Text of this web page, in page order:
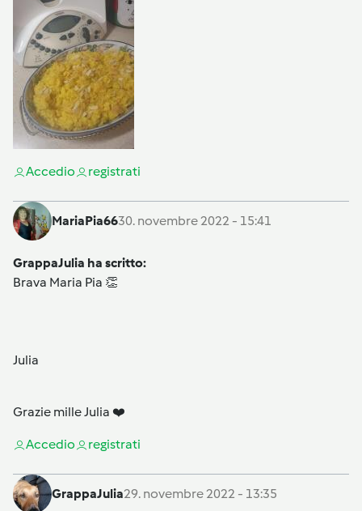
Accedio registrati
MariaPia6630. novembre 2022 - 15:41
GrappaJulia ha scritto:
Brava Maria Pia 👏
Julia
Grazie mille Julia ❤️
Accedio registrati
GrappaJulia29. novembre 2022 - 13:35